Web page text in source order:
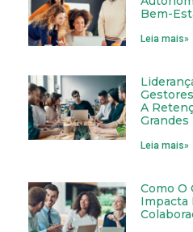
Bem-
Leia mais»
A
Grandes
Leia mais»
Como O
Impacta